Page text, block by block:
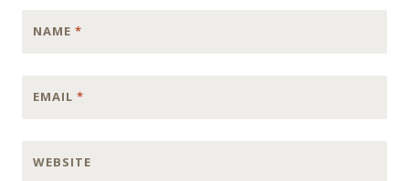
NAME *
EMAIL *
WEBSITE